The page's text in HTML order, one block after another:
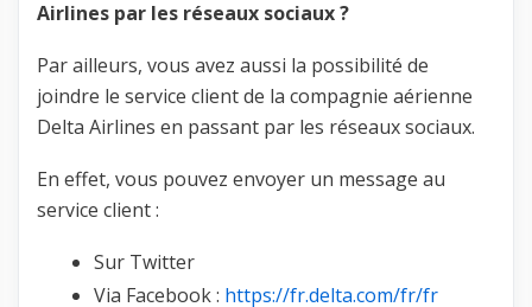
Airlines par les réseaux sociaux ?
Par ailleurs, vous avez aussi la possibilité de
joindre le service client de la compagnie aérienne
Delta Airlines en passant par les réseaux sociaux.
En effet, vous pouvez envoyer un message au
service client :
Sur Twitter
Via Facebook : https://fr.delta.com/fr/fr